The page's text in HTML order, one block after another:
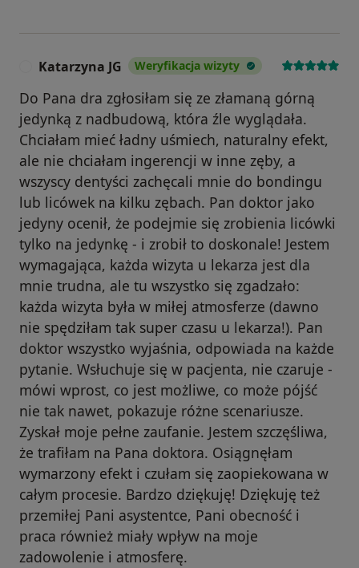
Katarzyna JG Weryfikacja wizyty
Do Pana dra zgłosiłam się ze złamaną górną
jedynką z nadbudową, która źle wyglądała.
Chciałam mieć ładny uśmiech, naturalny efekt,
ale nie chciałam ingerencji w inne zęby, a
wszyscy dentyści zachęcali mnie do bondingu
lub licówek na kilku zębach. Pan doktor jako
jedyny ocenił, że podejmie się zrobienia licówki
tylko na jedynkę - i zrobił to doskonale! Jestem
wymagająca, każda wizyta u lekarza jest dla
mnie trudna, ale tu wszystko się zgadzało:
każda wizyta była w miłej atmosferze (dawno
nie spędziłam tak super czasu u lekarza!). Pan
doktor wszystko wyjaśnia, odpowiada na każde
pytanie. Wsłuchuje się w pacjenta, nie czaruje -
mówi wprost, co jest możliwe, co może pójść
nie tak nawet, pokazuje różne scenariusze.
Zyskał moje pełne zaufanie. Jestem szczęśliwa,
że trafiłam na Pana doktora. Osiągnęłam
wymarzony efekt i czułam się zaopiekowana w
całym procesie. Bardzo dziękuję! Dziękuję też
przemiłej Pani asystentce, Pani obecność i
praca również miały wpływ na moje
zadowolenie i atmosferę.